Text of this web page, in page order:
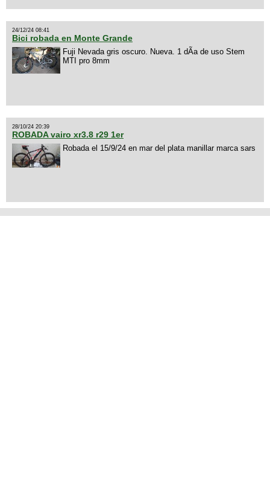
24/12/24 08:41
Bici robada en Monte Grande
Fuji Nevada gris oscuro. Nueva. 1 dÃ­a de uso Stem
MTI pro 8mm
28/10/24 20:39
ROBADA vairo xr3.8 r29 1er
Robada el 15/9/24 en mar del plata manillar marca sars